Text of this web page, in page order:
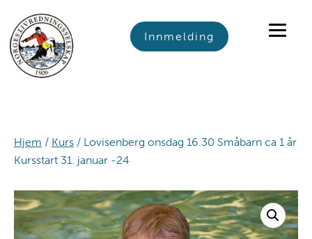
primary
navigation
main
content
footer
Innmelding
Hjem / Kurs / Lovisenberg onsdag 16.30 Småbarn ca 1 år
Kursstart 31. januar -24